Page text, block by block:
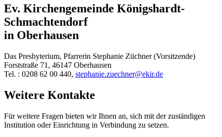
Ev. Kirchengemeinde Königshardt-
Schmachtendorf
in Oberhausen
Das Presbyterium, Pfarrerin Stephanie Züchner (Vorsitzende)
Forststraße 71, 46147 Oberhausen
Tel. : 0208 62 00 440, stephanie.zuechner@ekir.de
Weitere Kontakte
Für weitere Fragen bieten wir Ihnen an, sich mit der zuständigen
Institution oder Einrichtung in Verbindung zu setzen.